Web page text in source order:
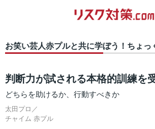
お笑い芸人赤プルと共に学ぼう！ちょっ
判断力が試される本格的訓練を
どちらを助けるか、行動すべきか
太田プロ／
チャイム 赤プル